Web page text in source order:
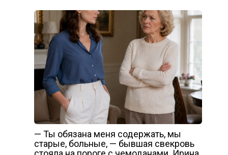
— Ты обязана меня содержать, мы
старые, больные, — бывшая свекровь